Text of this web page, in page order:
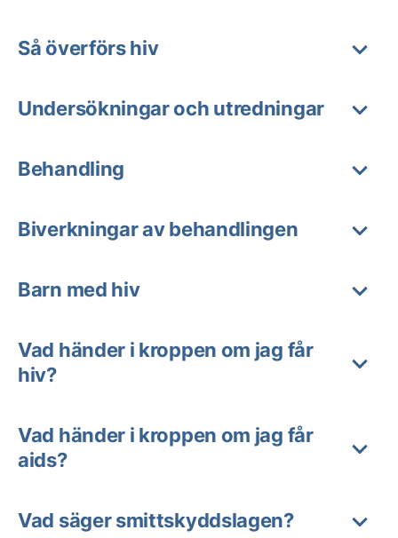
Så överförs hiv
Undersökningar och utredningar
Behandling
Biverkningar av behandlingen
Barn med hiv
Vad händer i kroppen om jag får
hiv?
Vad händer i kroppen om jag får
aids?
Vad säger smittskyddslagen?